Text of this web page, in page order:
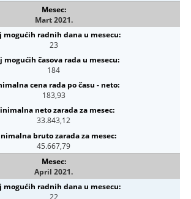
Mart 2021.
23
184
183,93
33.843,12
45.667,79
April 2021.
22